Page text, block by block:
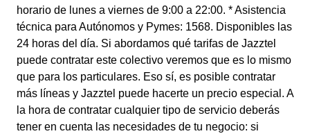
horario de lunes a viernes de 9:00 a 22:00. * Asistencia
técnica para Autónomos y Pymes: 1568. Disponibles las
24 horas del día. Si abordamos qué tarifas de Jazztel
puede contratar este colectivo veremos que es lo mismo
que para los particulares. Eso sí, es posible contratar
más líneas y Jazztel puede hacerte un precio especial. A
la hora de contratar cualquier tipo de servicio deberás
tener en cuenta las necesidades de tu negocio: si